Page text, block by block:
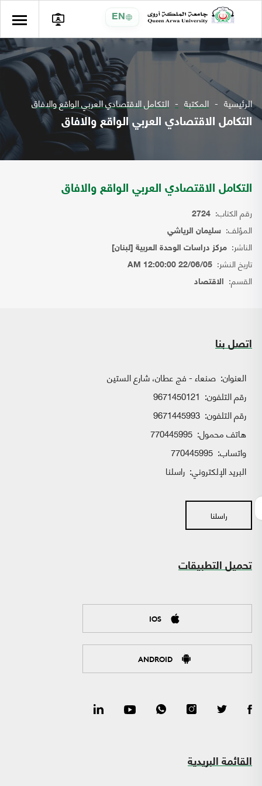
EN
الرئيسية المكتبة التكامل الاقتصادي العربي الواقع والافاق
التكامل الاقتصادي العربي الواقع والافاق
التكامل الاقتصادي العربي الواقع والافاق
رقم الكتاب: 2724
المؤلف: سليمان الرياشي
الناشر: مركز دراسات الوحدة العربية [لبنان]
تاريخ النشر: 22/06/05 12:00:00 AM
القسم: الاقتصاد
اتصل بنا
العنوان: صنعاء - فج عطان، شارع الستين
رقم التلفون: 9671450121
رقم التلفون: 9671445993
هاتف محمول: 770445995
واتساب:
البريد الإلكتروني: راسلنا
راسلنا
تحميل التطبيقات
IOS
ANDROID
القائمة البريدية